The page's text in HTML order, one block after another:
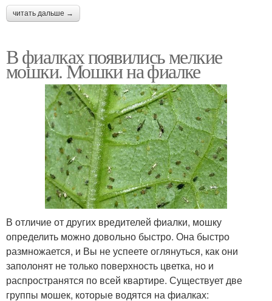
читать дальше →
В фиалках появились мелкие
мошки. Мошки на фиалке
В отличие от других вредителей фиалки, мошку
определить можно довольно быстро. Она быстро
размножается, и Вы не успеете оглянуться, как они
заполонят не только поверхность цветка, но и
распространятся по всей квартире. Существует две
группы мошек, которые водятся на фиалках: